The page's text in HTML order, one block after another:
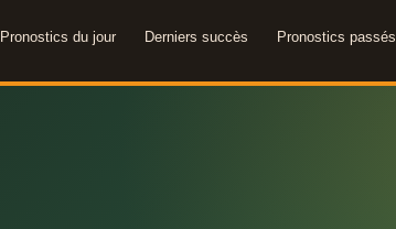
Pronostics du jour Derniers succès Pronostics passés